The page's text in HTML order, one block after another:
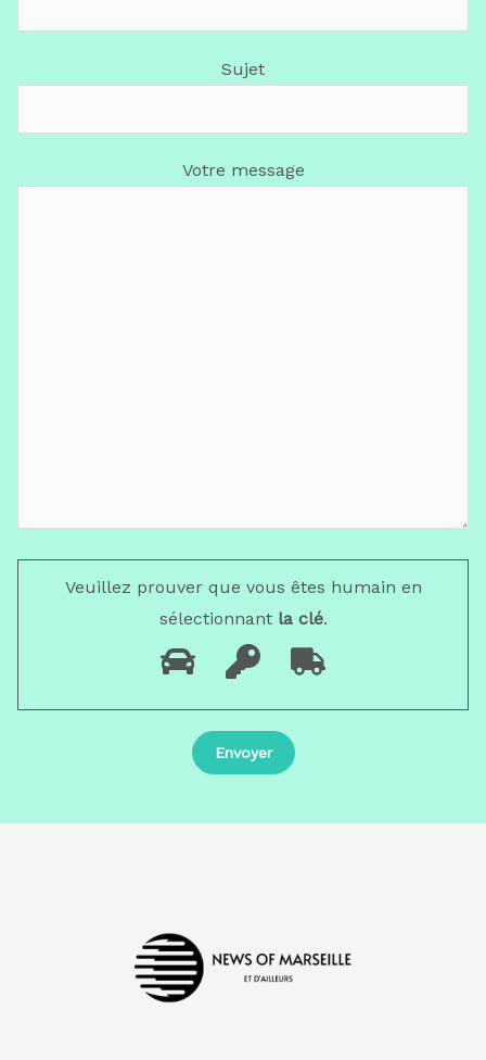
Sujet
Votre message
Veuillez prouver que vous êtes humain en
sélectionnantla clé.